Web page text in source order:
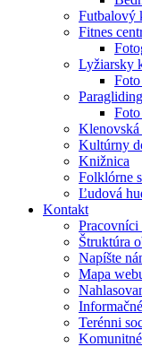
Futbalový
Fitnes
Lyžiarsky
Paragliding
Klenovská
Kultúrny
Knižnica
Folklórne
Ľudová
Kontakt
Pracovníci
Štruktúra
Napíšte
Mapa
Terénni